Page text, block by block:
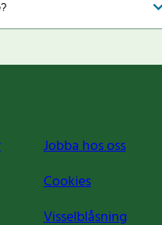
Jobba hos oss
Cookies
Visselblåsning